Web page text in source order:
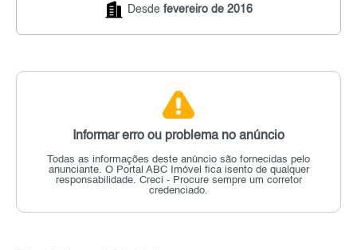
Desde fevereiro de 2016
Informar erro ou problema no anúncio
Todas as informações deste anúncio são fornecidas pelo
anunciante. O Portal ABC Imóvel fica isento de qualquer
responsabilidade. Creci - Procure sempre um corretor
credenciado.